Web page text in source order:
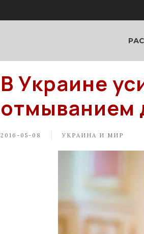
В Украине
отмыванием
2016-05-08 УКРАИНА И МИР